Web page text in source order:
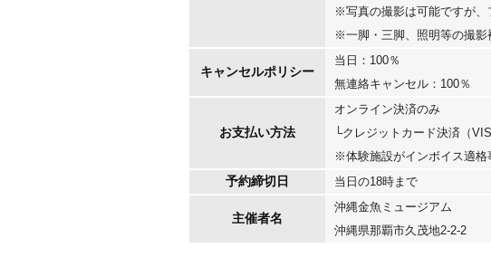
※写真の撮影は可能ですが、
※一脚・三脚、照明等の撮影
キャンセルポリシー
当日：100％
無連絡キャンセル：100％
お支払い方法
オンライン決済のみ
└クレジットカード決済（
※体験施設がインボイス適格
予約締切日 当日の18時まで
主催者名
沖縄金魚ミュージアム
沖縄県那覇市久茂地2-2-2